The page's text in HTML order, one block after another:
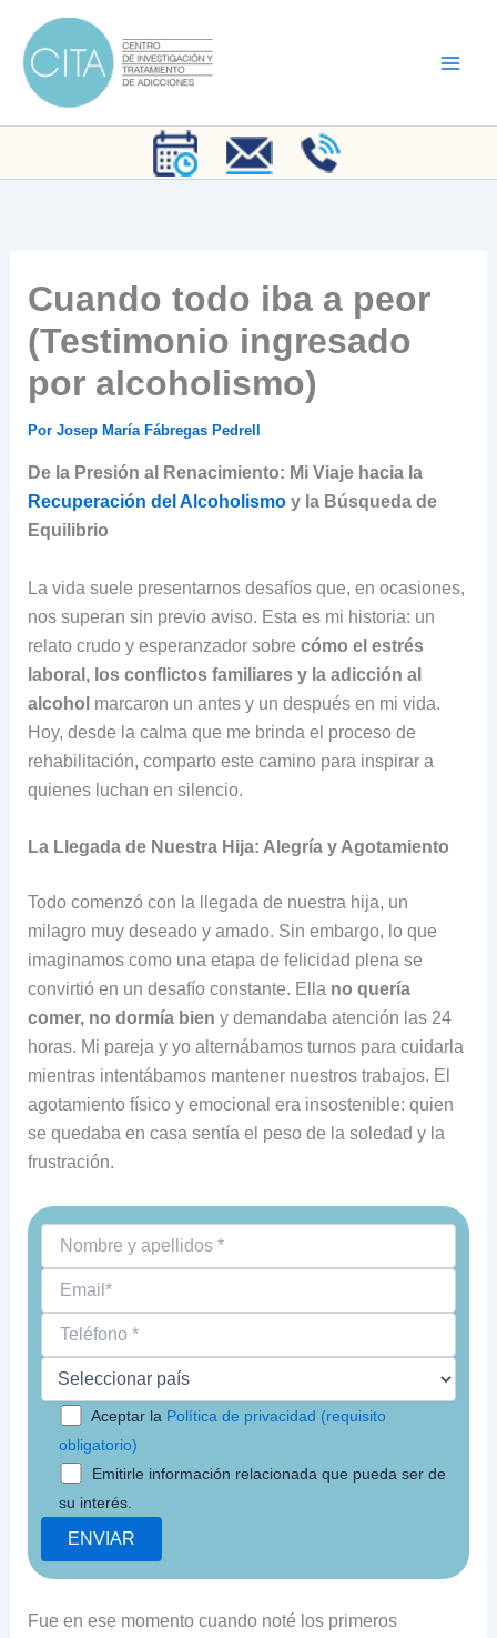
contenido
Cuando todo iba a peor
(Testimonio ingresado
por alcoholismo)
Por Josep María Fábregas Pedrell
De la Presión al Renacimiento: Mi Viaje hacia la
Recuperación del Alcoholismoy la Búsqueda de
Equilibrio
La vida suele presentarnos desafíos que, en ocasiones,
nos superan sin previo aviso. Esta es mi historia: un
relato crudo y esperanzador sobre cómo el estrés
laboral, los conflictos familiares y la adicción al
alcohol marcaron un antes y un después en mi vida.
Hoy, desde la calma que me brinda el proceso de
rehabilitación, comparto este camino para inspirar a
quienes luchan en silencio.
La Llegada de Nuestra Hija: Alegría y Agotamiento
Todo comenzó con la llegada de nuestra hija, un
milagro muy deseado y amado. Sin embargo, lo que
imaginamos como una etapa de felicidad plena se
convirtió en un desafío constante. Ella no quería
comer, no dormía bien y demandaba atención las 24
horas. Mi pareja y yo alternábamos turnos para cuidarla
mientras intentábamos mantener nuestros trabajos. El
agotamiento físico y emocional era insostenible: quien
se quedaba en casa sentía el peso de la soledad y la
frustración.
Aceptar la Política de privacidad (requisito
obligatorio)
Emitirle información relacionada que pueda ser de
su interés.
Fue en ese momento cuando noté los primeros